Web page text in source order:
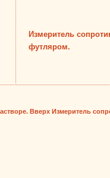
Измеритель
футляром.
Вверх Измеритель